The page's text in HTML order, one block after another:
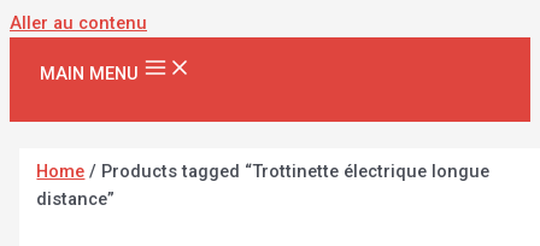
Aller au contenu
MAIN MENU
Home / Products tagged “Trottinette électrique longue
distance”